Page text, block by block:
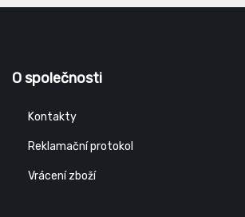
O společnosti
Kontakty
Reklamační protokol
Vrácení zboží